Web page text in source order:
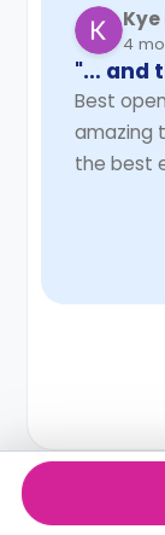
Kye
4
"… and
Best
amazing
the best